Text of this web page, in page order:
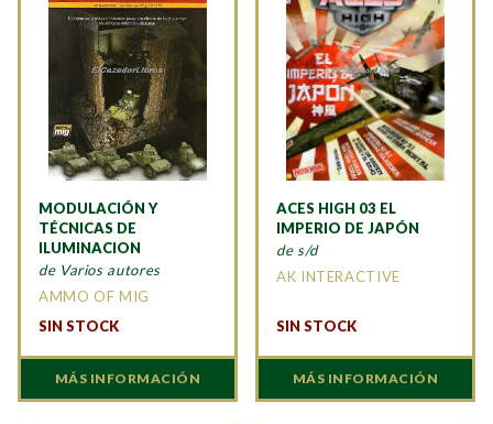
MODULACIÓN Y
TÉCNICAS DE
ILUMINACION
de Varios autores
AMMO OF MIG
SIN STOCK
MÁS INFORMACIÓN
ACES HIGH 03 EL
IMPERIO DE JAPÓN
de s/d
AK INTERACTIVE
SIN STOCK
MÁS INFORMACIÓN